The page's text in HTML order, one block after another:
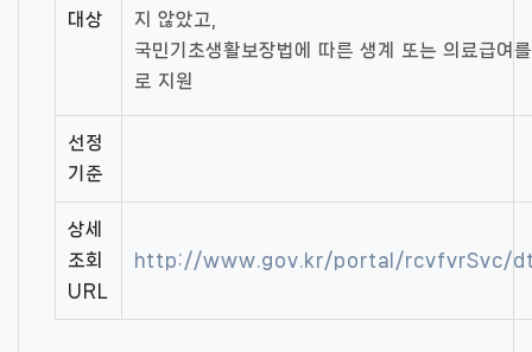
대상
지 않았고,
국민기초생활보장법에 따른 생계 또는 의료급여
로 지원
선정
기준
상세
조회
URL
http://www.gov.kr/portal/rcvfvrSvc/